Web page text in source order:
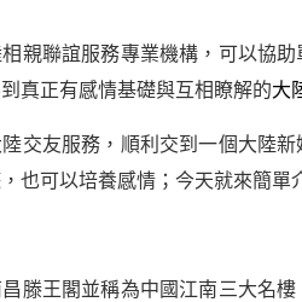
親聯誼服務專業機構，可以協
真正有感情基礎與互相瞭解的大
交友服務，順利交到一個大陸
也可以培養感情；今天就來簡單
滕王閣並稱為中國江南三大名